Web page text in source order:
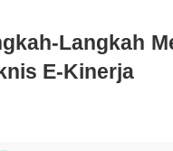
Langkah
E-Kinerja